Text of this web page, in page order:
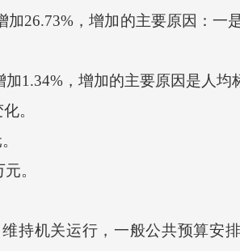
，增加的主要原因：一
，增加的主要原因是人均
。
。
机关运行，一般公共预算安